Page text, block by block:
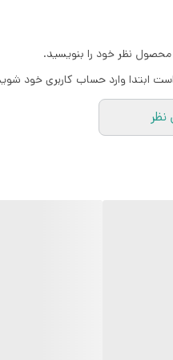
محصول نظر خود را بنویسید.
است ابتدا وارد حساب کاربری خود
نظر